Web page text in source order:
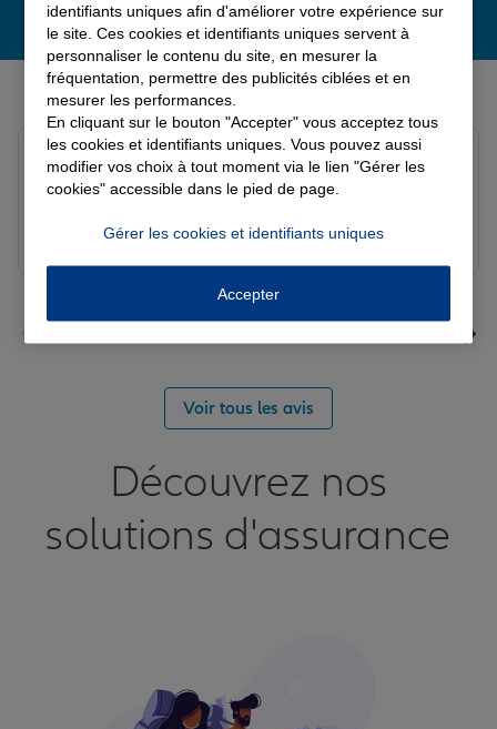
Derniers avis de nos agences Allianz
Note de 5 sur 5
Le 07/08/2026 - Agence NANTERRE
Réactif et efficace le service impeccable
Yayaya M.
Voir tous les avis
Découvrez nos
solutions d'assurance
identifiants uniques afin d'améliorer votre expérience sur
le site. Ces cookies et identifiants uniques servent à
personnaliser le contenu du site, en mesurer la
fréquentation, permettre des publicités ciblées et en
mesurer les performances.
En cliquant sur le bouton "Accepter" vous acceptez tous
les cookies et identifiants uniques. Vous pouvez aussi
modifier vos choix à tout moment via le lien "Gérer les
cookies" accessible dans le pied de page.
Gérer les cookies et identifiants uniques
Accepter